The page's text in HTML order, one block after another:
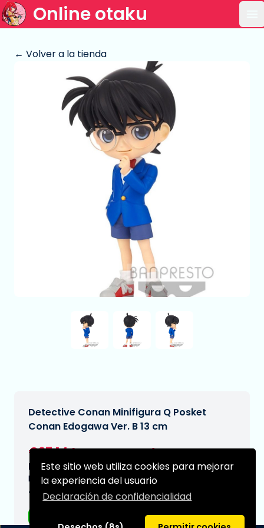
Este sitio web utiliza cookies para mejorar
la experiencia del usuario
Declaración de confidencialidad
Online otaku
← Volver a la tienda
Detective Conan Minifigura Q Posket
Conan Edogawa Ver. B 13 cm
€27,14
Fecha de entrega prevista:
N/A
Tipo: